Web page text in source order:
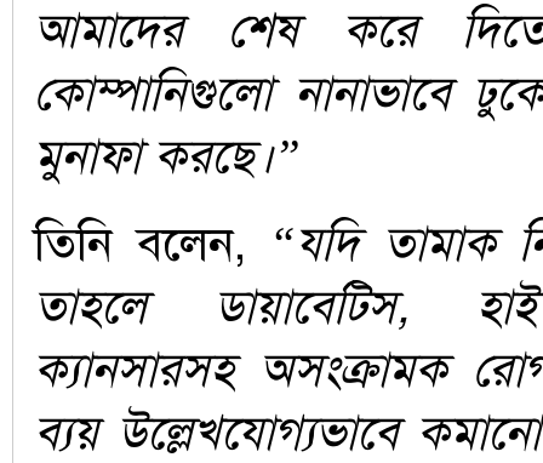
আমাদের শেষ করে
কোম্পানিগুলো নানাভাবে
মুনাফা করছে।”
তিনি বলেন, “যদি তামাক
তাহলে ডায়াবেটিস,
ক্যানসারসহ অসংক্রামক
ব্যয় উল্লেখযোগ্যভাবে